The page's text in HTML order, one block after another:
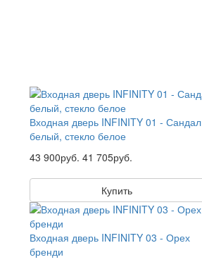
Входная дверь INFINITY 01 - Сандал
белый, стекло белое
43 900руб. 41 705руб.
Купить
Входная дверь INFINITY 03 - Орех
бренди